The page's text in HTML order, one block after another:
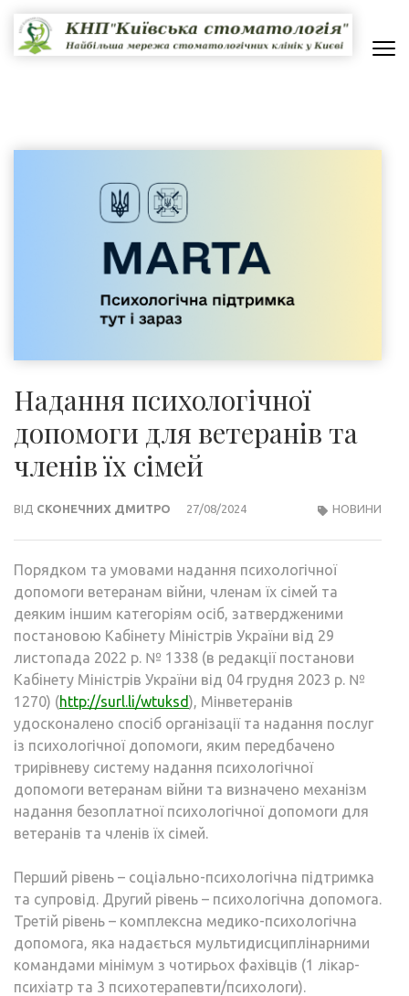
Перейти
вмісту
Надання психологічної
допомоги для ветеранів та
членів їх сімей
ВІД СКОНЕЧНИХ ДМИТРО 27/08/2024 НОВИНИ
Порядком та умовами надання психологічної
допомоги ветеранам війни, членам їх сімей та
деяким іншим категоріям осіб, затвердженими
постановою Кабінету Міністрів України від 29
листопада 2022 р. № 1338 (в редакції постанови
Кабінету Міністрів України від 04 грудня 2023 р. №
1270) (http://surl.li/wtuksd), Мінветеранів
удосконалено спосіб організації та надання послуг
із психологічної допомоги, яким передбачено
трирівневу систему надання психологічної
допомоги ветеранам війни та визначено механізм
надання безоплатної психологічної допомоги для
ветеранів та членів їх сімей.
Перший рівень – соціально-психологічна підтримка
та супровід. Другий рівень – психологічна допомога.
Третій рівень – комплексна медико-психологічна
допомога, яка надається мультидисциплінарними
командами мінімум з чотирьох фахівців (1 лікар-
психіатр та 3 психотерапевти/психологи).